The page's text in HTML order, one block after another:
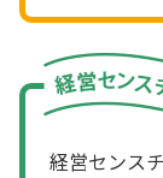
経営センス